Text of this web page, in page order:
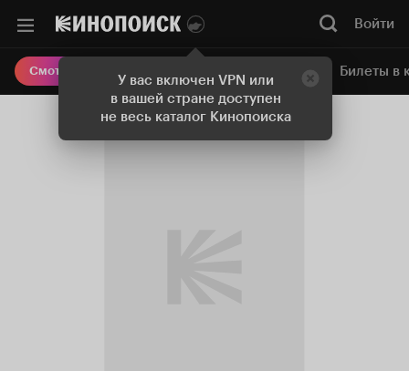
У вас включен VPN или
в вашей стране доступен
не весь каталог Кинопоиска
Войти
Смотреть кино Онлайн-кинотеатр Билеты в